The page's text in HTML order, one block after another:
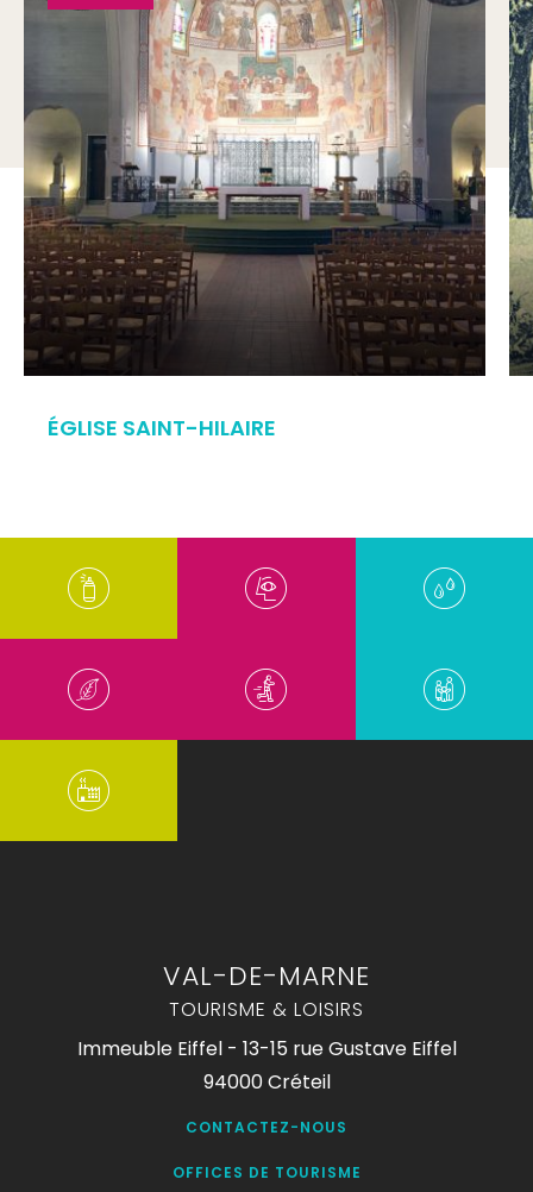
ÉGLISE SAINT-HILAIRE
VAL-DE-MARNE
TOURISME & LOISIRS
Immeuble Eiffel - 13-15 rue Gustave Eiffel
94000 Créteil
CONTACTEZ-NOUS
OFFICES DE TOURISME